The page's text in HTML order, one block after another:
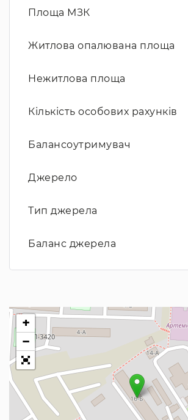
Площа МЗК
Житлова опалювана площа
Нежитлова площа
Кількість особових рахунків
Балансоутримувач
Джерело
Тип джерела
Баланс джерела
+
−